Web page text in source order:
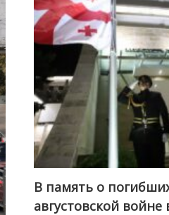
В память о
августовской войне